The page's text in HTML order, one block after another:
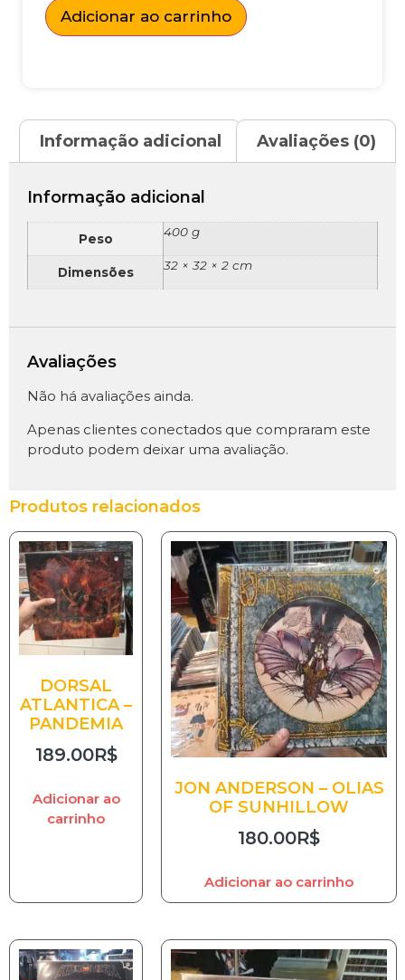
Adicionar ao carrinho
Informação adicional Avaliações (0)
Informação adicional
Peso 400 g
Dimensões 32 × 32 × 2 cm
Avaliações
Não há avaliações ainda.
Apenas clientes conectados que compraram este
produto podem deixar uma avaliação.
Produtos relacionados
DORSAL
ATLANTICA –
PANDEMIA
189.00R$
Adicionar ao
carrinho
JON ANDERSON – OLIAS
OF SUNHILLOW
180.00R$
Adicionar ao carrinho